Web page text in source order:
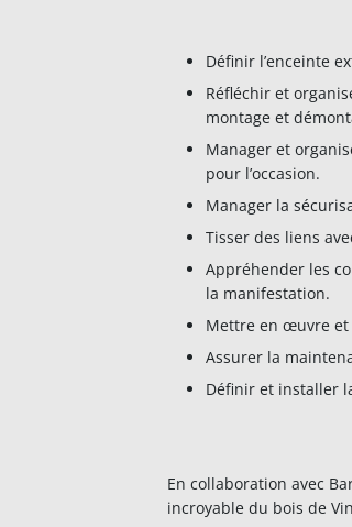
Définir l’enceinte
Réfléchir et
montage et
Manager et
pour l’occasion.
Manager la
Tisser des liens
Appréhender les
la manifestation.
Mettre en œuvre et
Assurer la
Définir et installer
En collaboration avec
incroyable du bois de